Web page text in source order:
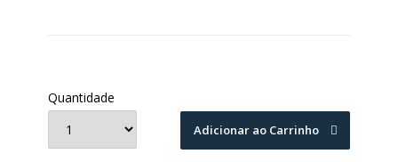
Quantidade
Adicionar ao Carrinho